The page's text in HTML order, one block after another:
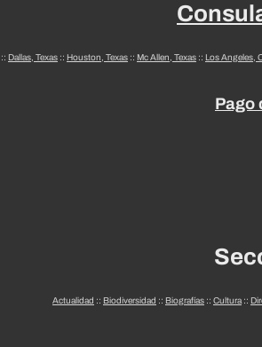
:: Dallas, Texas :: Houston, Texas :: Mc Allen, Texas :: Los Angeles,
Pago
Actualidad :: Biodiversidad :: Biografías :: Cultura ::